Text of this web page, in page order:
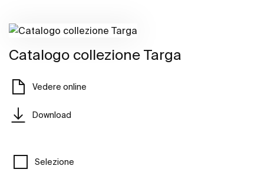
Catalogo collezione Targa
Vedere online
Download
Selezione